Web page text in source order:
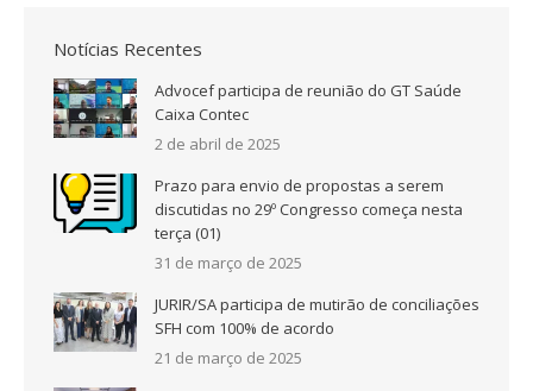
Notícias Recentes
Advocef participa de reunião do GT Saúde
Caixa Contec
2 de abril de 2025
Prazo para envio de propostas a serem
discutidas no 29º Congresso começa nesta
terça (01)
31 de março de 2025
JURIR/SA participa de mutirão de conciliações
SFH com 100% de acordo
21 de março de 2025